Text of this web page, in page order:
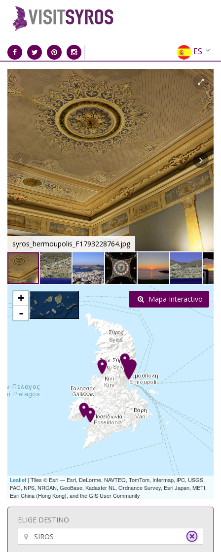
ES
EN
EL
FR
DE
IT
RU
CN
syros_hermoupolis_F1793228764.jpg
+
-
Leaflet | Tiles © Esri — Esri, DeLorme, NAVTEQ, TomTom, Intermap, iPC, USGS,
FAO, NPS, NRCAN, GeoBase, Kadaster NL, Ordnance Survey, Esri Japan, METI,
Esri China (Hong Kong), and the GIS User Community
Mapa Interactivo
ELIGE DESTINO